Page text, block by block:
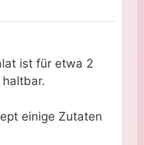
ist für etwa 2
haltbar.
einige Zutaten